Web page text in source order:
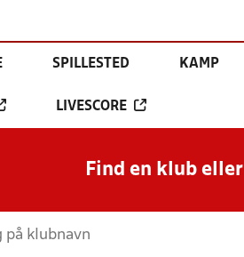
SPILLESTED KAMP
LIVESCORE
Find en klub